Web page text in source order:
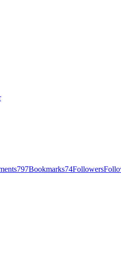
797Bookmarks74Followers